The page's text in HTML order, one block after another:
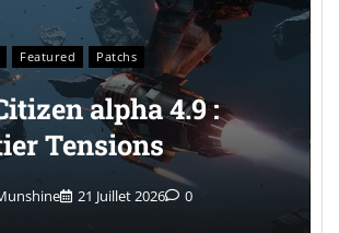
Featured Patchs
alpha 4.9 :
Tensions
21 Juillet 2026 0